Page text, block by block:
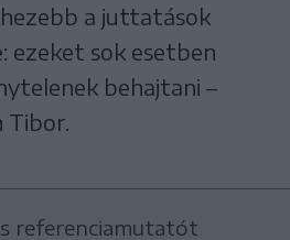
a juttatások
ezeket sok esetben
behajtani –
Tibor.
referenciamutatót